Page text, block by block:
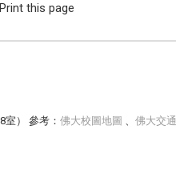
Print this page
） 參考： 佛大校圖地圖 、 佛大交通